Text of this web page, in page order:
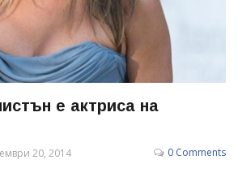
е актриса на
20, 2014 0 Comments